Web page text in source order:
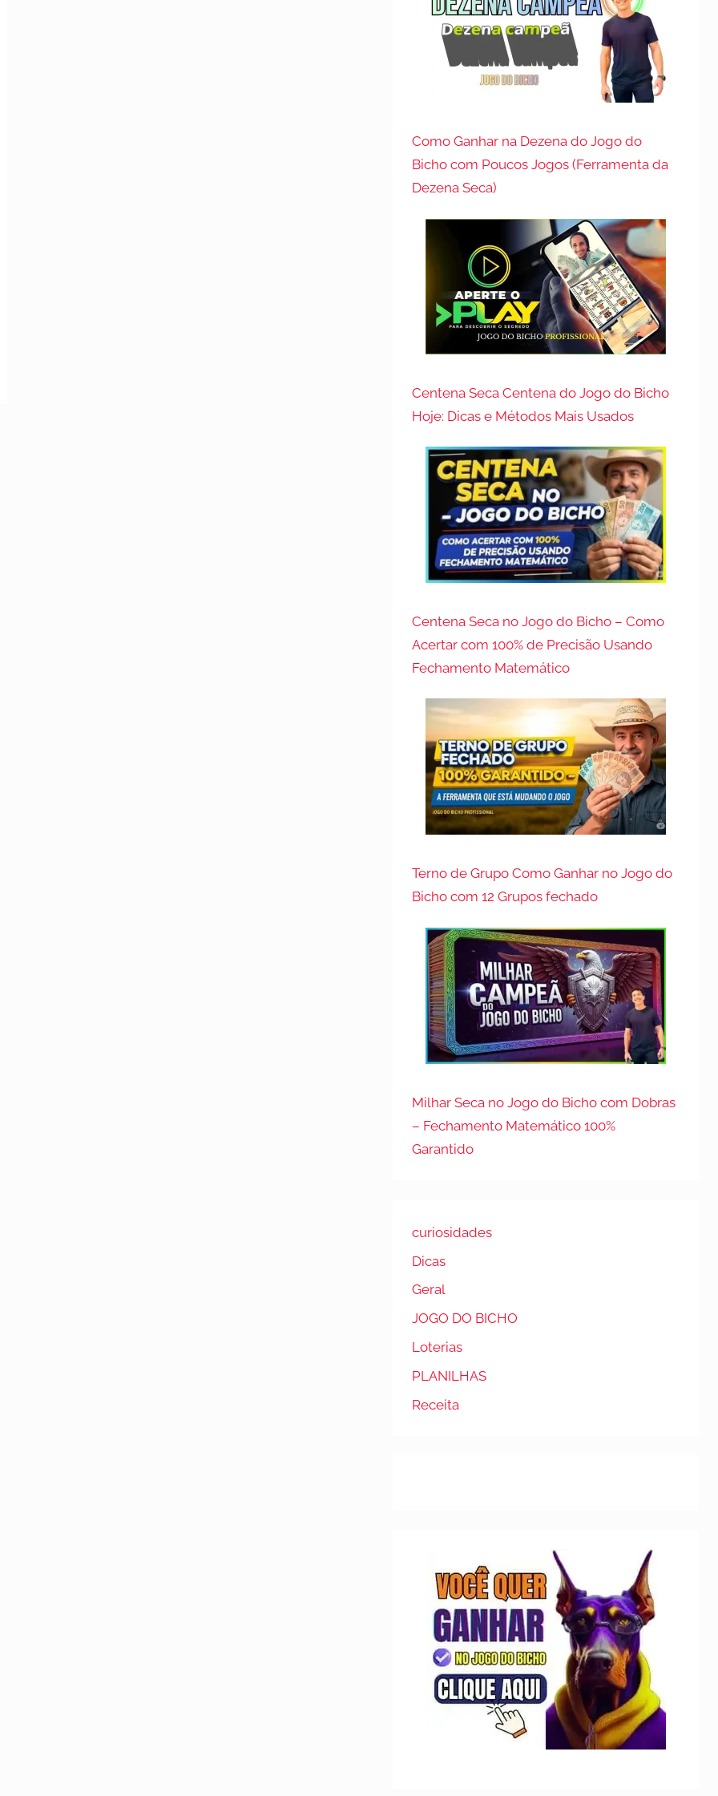
Como Ganhar na Dezena do Jogo do
Bicho com Poucos Jogos (Ferramenta da
Dezena Seca)
Centena Seca Centena do Jogo do Bicho
Hoje: Dicas e Métodos Mais Usados
Centena Seca no Jogo do Bicho – Como
Acertar com 100% de Precisão Usando
Fechamento Matemático
Terno de Grupo Como Ganhar no Jogo do
Bicho com 12 Grupos fechado
Milhar Seca no Jogo do Bicho com Dobras
– Fechamento Matemático 100%
Garantido
curiosidades
Dicas
Geral
JOGO DO BICHO
Loterias
PLANILHAS
Receita